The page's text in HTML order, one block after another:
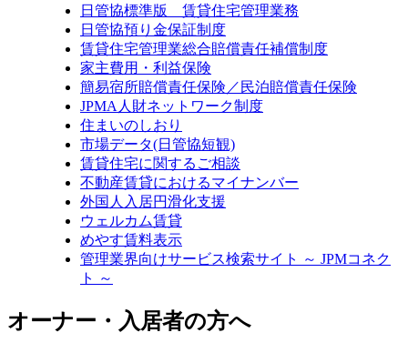
日管協標準版 賃貸住宅管理業務
日管協預り金保証制度
賃貸住宅管理業総合賠償責任補償制度
家主費用・利益保険
簡易宿所賠償責任保険／民泊賠償責任保険
JPMA人財ネットワーク制度
住まいのしおり
市場データ(日管協短観)
賃貸住宅に関するご相談
不動産賃貸におけるマイナンバー
外国人入居円滑化支援
ウェルカム賃貸
めやす賃料表示
管理業界向けサービス検索サイト ～ JPMコネク
ト ～
オーナー・入居者の方へ